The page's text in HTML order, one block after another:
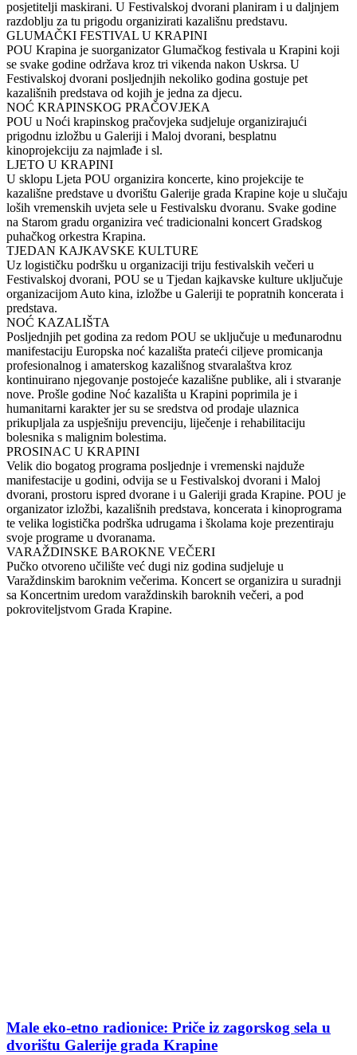
posjetitelji maskirani. U Festivalskoj dvorani planiram i u daljnjem
razdoblju za tu prigodu organizirati kazališnu predstavu.
GLUMAČKI FESTIVAL U KRAPINI
POU Krapina je suorganizator Glumačkog festivala u Krapini koji
se svake godine održava kroz tri vikenda nakon Uskrsa. U
Festivalskoj dvorani posljednjih nekoliko godina gostuje pet
kazališnih predstava od kojih je jedna za djecu.
NOĆ KRAPINSKOG PRAČOVJEKA
POU u Noći krapinskog pračovjeka sudjeluje organizirajući
prigodnu izložbu u Galeriji i Maloj dvorani, besplatnu
kinoprojekciju za najmlađe i sl.
LJETO U KRAPINI
U sklopu Ljeta POU organizira koncerte, kino projekcije te
kazališne predstave u dvorištu Galerije grada Krapine koje u slučaju
loših vremenskih uvjeta sele u Festivalsku dvoranu. Svake godine
na Starom gradu organizira već tradicionalni koncert Gradskog
puhačkog orkestra Krapina.
TJEDAN KAJKAVSKE KULTURE
Uz logističku podršku u organizaciji triju festivalskih večeri u
Festivalskoj dvorani, POU se u Tjedan kajkavske kulture uključuje
organizacijom Auto kina, izložbe u Galeriji te popratnih koncerata i
predstava.
NOĆ KAZALIŠTA
Posljednjih pet godina za redom POU se uključuje u međunarodnu
manifestaciju Europska noć kazališta prateći ciljeve promicanja
profesionalnog i amaterskog kazališnog stvaralaštva kroz
kontinuirano njegovanje postojeće kazališne publike, ali i stvaranje
nove. Prošle godine Noć kazališta u Krapini poprimila je i
humanitarni karakter jer su se sredstva od prodaje ulaznica
prikupljala za uspješniju prevenciju, liječenje i rehabilitaciju
bolesnika s malignim bolestima.
PROSINAC U KRAPINI
Velik dio bogatog programa posljednje i vremenski najduže
manifestacije u godini, odvija se u Festivalskoj dvorani i Maloj
dvorani, prostoru ispred dvorane i u Galeriji grada Krapine. POU je
organizator izložbi, kazališnih predstava, koncerata i kinoprograma
te velika logistička podrška udrugama i školama koje prezentiraju
svoje programe u dvoranama.
VARAŽDINSKE BAROKNE VEČERI
Pučko otvoreno učilište već dugi niz godina sudjeluje u
Varaždinskim baroknim večerima. Koncert se organizira u suradnji
sa Koncertnim uredom varaždinskih baroknih večeri, a pod
pokroviteljstvom Grada Krapine.
Male eko-etno radionice: Priče iz zagorskog sela u
dvorištu Galerije grada Krapine